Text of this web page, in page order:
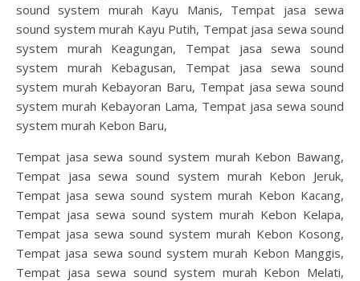
sound system murah Kayu Manis, Tempat jasa sewa
sound system murah Kayu Putih, Tempat jasa sewa sound
system murah Keagungan, Tempat jasa sewa sound
system murah Kebagusan, Tempat jasa sewa sound
system murah Kebayoran Baru, Tempat jasa sewa sound
system murah Kebayoran Lama, Tempat jasa sewa sound
system murah Kebon Baru,
Tempat jasa sewa sound system murah Kebon Bawang,
Tempat jasa sewa sound system murah Kebon Jeruk,
Tempat jasa sewa sound system murah Kebon Kacang,
Tempat jasa sewa sound system murah Kebon Kelapa,
Tempat jasa sewa sound system murah Kebon Kosong,
Tempat jasa sewa sound system murah Kebon Manggis,
Tempat jasa sewa sound system murah Kebon Melati,